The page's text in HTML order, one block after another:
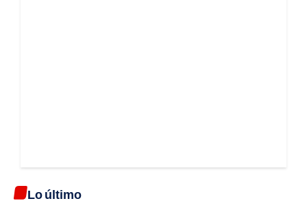
Lo último